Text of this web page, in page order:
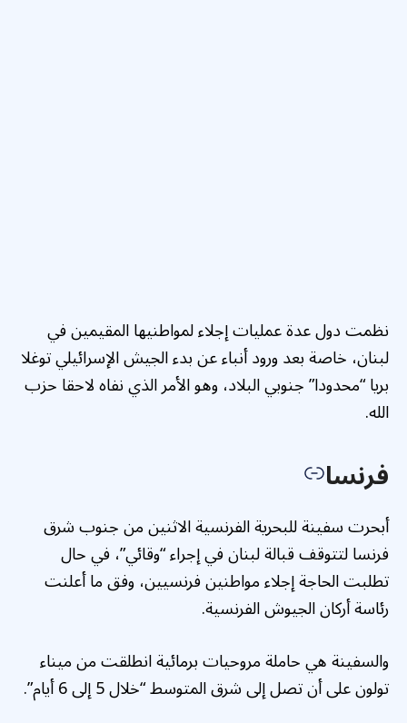
نظمت دول عدة عمليات إجلاء لمواطنيها المقيمين في
لبنان، خاصة بعد ورود أنباء عن بدء الجيش الإسرائيلي توغلا
بريا “محدودا” جنوبي البلاد، وهو الأمر الذي نفاه لاحقا حزب
الله.
فرنسا
أبحرت سفينة للبحرية الفرنسية الاثنين من جنوب شرق
فرنسا لتتوقف قبالة لبنان في إجراء “وقائي”، في حال
تطلبت الحاجة إجلاء مواطنين فرنسيين، وفق ما أعلنت
رئاسة أركان الجيوش الفرنسية.
والسفينة هي حاملة مروحيات برمائية انطلقت من ميناء
تولون على أن تصل إلى شرق المتوسط “خلال 5 إلى 6 أيام”.